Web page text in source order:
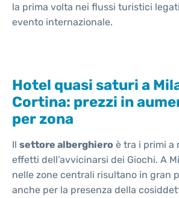
la prima volta nei flussi turistici
evento internazionale.
Hotel quasi saturi a
Cortina: prezzi in
per zona
Il settore alberghiero è tra i primi a
effetti dell’avvicinarsi dei Giochi. A
nelle zone centrali risultano in gran
anche per la presenza della